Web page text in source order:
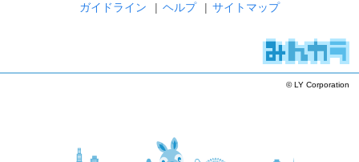
ガイドライン
| ヘルプ | サイトマップ
© LY Corporation